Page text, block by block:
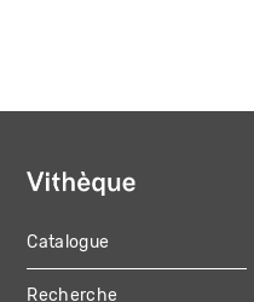
MAIN
Catalogue
Recherche